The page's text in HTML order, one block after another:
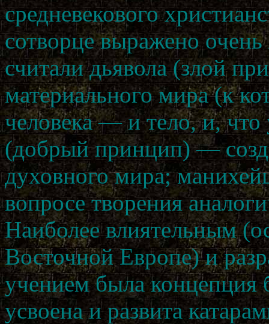
средневекового
сотворце выражено
считали дьявола (злой
материального мира (к
человека — и тело, и,
(добрый принцип) —
духовного мира;
вопросе творения
Наиболее влиятельным
Восточной Европе) и
учением была концепция
усвоена и развита